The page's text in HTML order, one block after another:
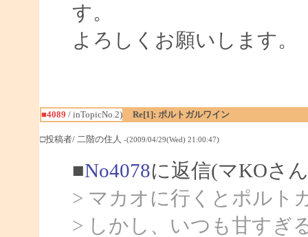
す。
よろしくお願いします。
■4089 / inTopicNo.2) Re[1]: ポルトガルワイン
□投稿者/ 二階の住人 -(2009/04/29(Wed) 21:00:47)
■No4078に返信(マKOさ
> マカオに行くとポルト
> しかし、いつも甘すぎ